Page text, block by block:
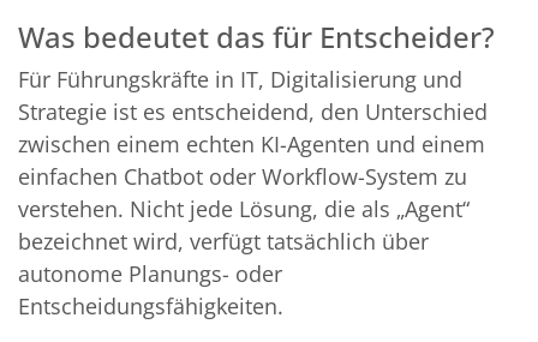
Was bedeutet das für Entscheider?
Für Führungskräfte in IT, Digitalisierung und
Strategie ist es entscheidend, den Unterschied
zwischen einem echten KI-Agenten und einem
einfachen Chatbot oder Workflow-System zu
verstehen. Nicht jede Lösung, die als „Agent“
bezeichnet wird, verfügt tatsächlich über
autonome Planungs- oder
Entscheidungsfähigkeiten.